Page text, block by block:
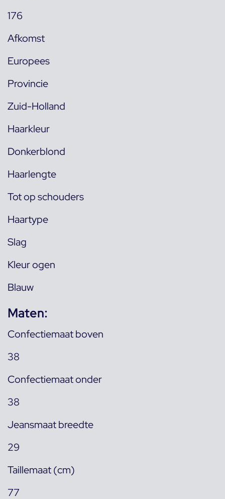
176
Afkomst
Europees
Provincie
Zuid-Holland
Haarkleur
Donkerblond
Haarlengte
Tot op schouders
Haartype
Slag
Kleur ogen
Blauw
Maten:
Confectiemaat boven
38
Confectiemaat onder
38
Jeansmaat breedte
29
Taillemaat (cm)
77